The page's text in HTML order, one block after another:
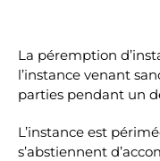
La péremption
l’instance venant
parties pendant un
L’instance est
s’abstiennent